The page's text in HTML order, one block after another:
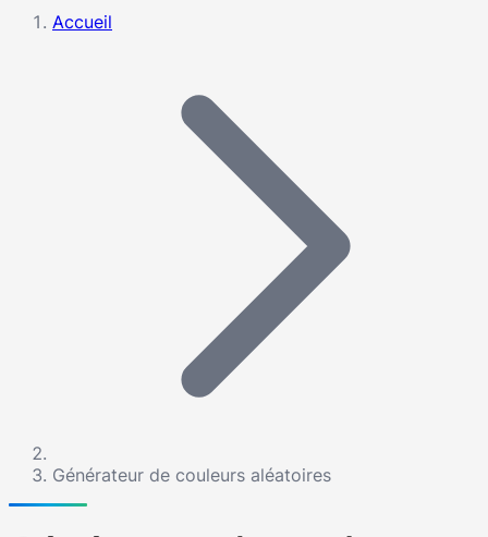
Accueil
Générateur de couleurs aléatoires